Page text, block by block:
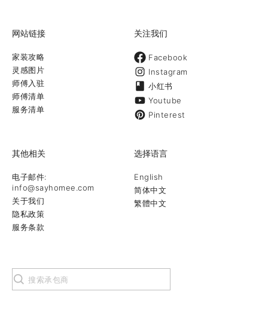
网站链接
家装攻略
灵感图片
师傅入驻
师傅清单
服务清单
关注我们
Facebook
Instagram
小红书
Youtube
Pinterest
其他相关
电子邮件:
info@sayhomee.com
关于我们
隐私政策
服务条款
选择语言
English
简体中文
繁體中文